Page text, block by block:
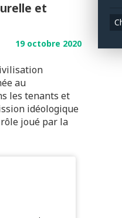
et
19 octobre 2020
au
les tenants et
idéologique
joué par la